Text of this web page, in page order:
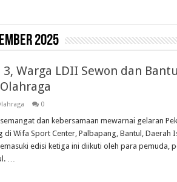
2025
3, Warga LDII Sewon dan
0
dan kebersamaan mewarnai gelaran
di Wifa Sport Center, Palbapang, Bantul, Daerah
edisi ketiga ini diikuti oleh para pemuda,
…